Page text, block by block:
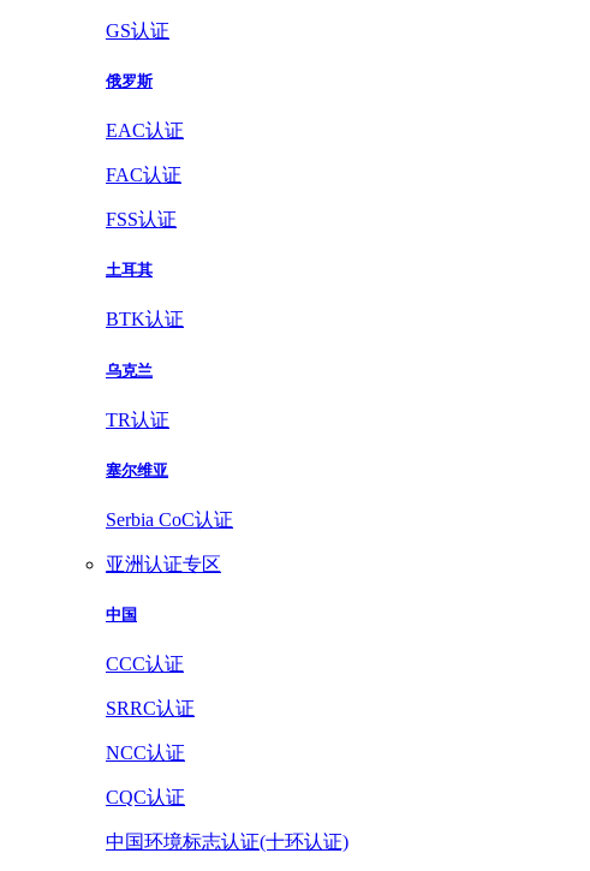
GS认证
俄罗斯
EAC认证
FAC认证
FSS认证
土耳其
BTK认证
乌克兰
TR认证
塞尔维亚
Serbia CoC认证
亚洲认证专区
中国
CCC认证
SRRC认证
NCC认证
CQC认证
中国环境标志认证(十环认证)